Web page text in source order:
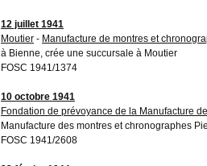
12 juillet 1941
Moutier - Manufacture de montres et
à Bienne, crée une succursale à Moutier
FOSC 1941/1374
10 octobre 1941
Fondation de prévoyance de la Manufacture
Manufacture des montres et chronographes
FOSC 1941/2608